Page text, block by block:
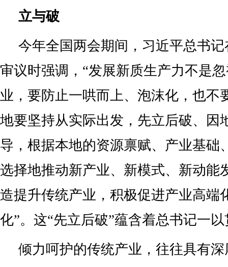
澳大湾区，从京津冀到长江经济带，
中部崛起……开放为创新提供了重要
水平对外开放，才能为发展新质生产
境。
一系列措施扎实推进——
从加快创新驱动、培育贸易竞争
发展环境、不断提高贸易便利化水平
易优化升级、发展数字贸易……
一组组数据提振信心——
2023年，我国新能源汽车出口